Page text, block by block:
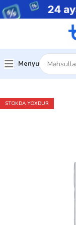
Menyu
Ev Çap avadanlıqları
STOKDA YOXDUR